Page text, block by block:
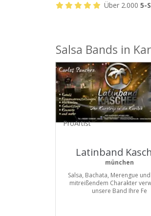
Über 2.000 5-
Salsa Bands in
ProArtist
Latinband
münchen
Salsa, Bachata, Merengue
mitreißendem Charakter
unsere Band Ihre Fe